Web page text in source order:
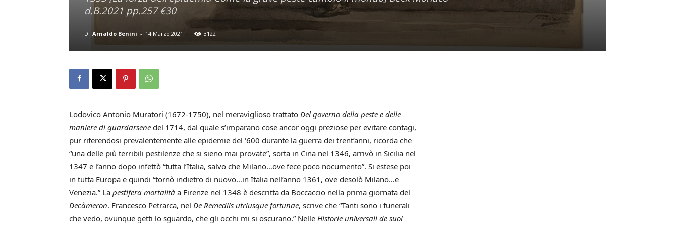
d.B.2021 pp.257 €30
Di Arnaldo Benini - 14 Marzo 2021 3122
Lodovico Antonio Muratori (1672-1750), nel meraviglioso trattato Del governo della peste e delle
maniere di guardarsene del 1714, dal quale s’imparano cose ancor oggi preziose per evitare contagi,
pur riferendosi prevalentemente alle epidemie del ‘600 durante la guerra dei trent’anni, ricorda che
“una delle più terribili pestilenze che si sieno mai provate”, sorta in Cina nel 1346, arrivò in Sicilia nel
1347 e l’anno dopo infettò “tutta l’Italia, salvo che Milano…ove fece poco nocumento”. Si estese poi
in tutta Europa e quindi “tornò indietro di nuovo…in Italia nell’anno 1361, ove desolò Milano…e
Venezia.” La pestifera mortalità a Firenze nel 1348 è descritta da Boccaccio nella prima giornata del
Decàmeron. Francesco Petrarca, nel De Remediis utriusque fortunae, scrive che “Tanti sono i funerali
che vedo, ovunque getti lo sguardo, che gli occhi mi si oscurano.” Nelle Historie universali de suoi